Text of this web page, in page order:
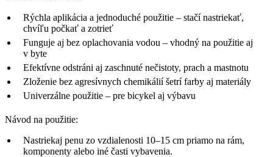
Rýchla aplikácia a jednoduché použitie – stačí nastriekať,
chvíľu počkať a zotrieť
Funguje aj bez oplachovania vodou – vhodný na použitie aj
v byte
Efektívne odstráni aj zaschnuté nečistoty, prach a mastnotu
Zloženie bez agresívnych chemikálií šetrí farby aj materiály
Univerzálne použitie – pre bicykel aj výbavu
Návod na použitie:
Nastriekaj penu zo vzdialenosti 10–15 cm priamo na rám,
komponenty alebo iné časti vybavenia.